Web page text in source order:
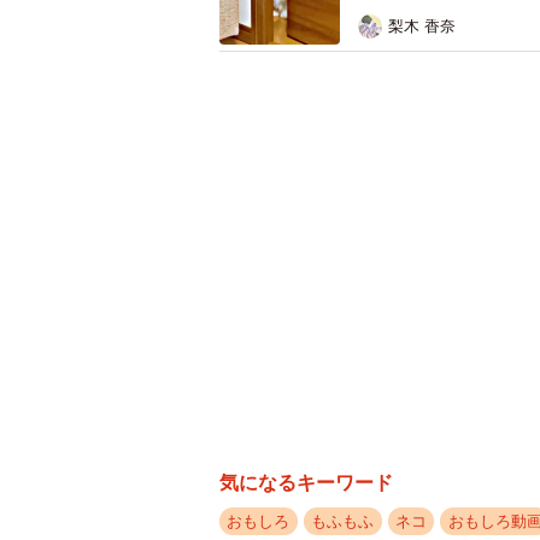
梨木 香奈
気になるキーワード
おもしろ もふもふ ネコ おもしろ動